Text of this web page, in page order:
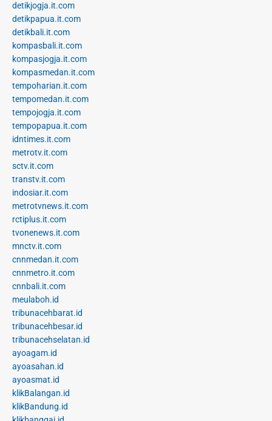
detikjogja.it.com
detikpapua.it.com
detikbali.it.com
kompasbali.it.com
kompasjogja.it.com
kompasmedan.it.com
tempoharian.it.com
tempomedan.it.com
tempojogja.it.com
tempopapua.it.com
idntimes.it.com
metrotv.it.com
sctv.it.com
transtv.it.com
indosiar.it.com
metrotvnews.it.com
rctiplus.it.com
tvonenews.it.com
mnctv.it.com
cnnmedan.it.com
cnnmetro.it.com
cnnbali.it.com
meulaboh.id
tribunacehbarat.id
tribunacehbesar.id
tribunacehselatan.id
ayoagam.id
ayoasahan.id
ayoasmat.id
klikBalangan.id
klikBandung.id